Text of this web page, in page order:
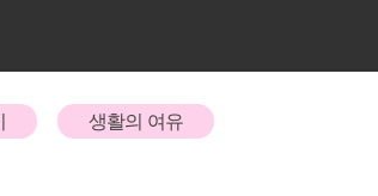
생활의 여유